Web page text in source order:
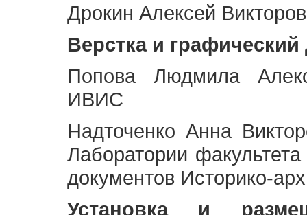
Дрокин Алексей
Верстка и графический
Попова Людмила
ИВИС
Надточенко Анна
Лаборатории
документов Историко-
Установка и